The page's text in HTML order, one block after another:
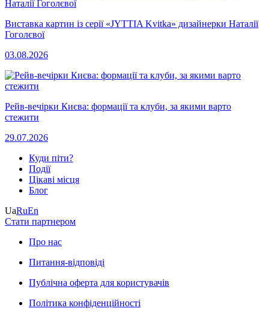
Виставка картин із серії «JYTTIA Kvitka» дизайнерки Наталії
Гоголєвої
03.08.2026
Рейв-вечірки Києва: формації та клуби, за якими варто
стежити
29.07.2026
Куди піти?
Події
Цікаві місця
Блог
UaRuEn
Стати партнером
Про нас
Питання-відповіді
Публічна оферта для користувачів
Політика конфіденційності